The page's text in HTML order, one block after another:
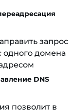
запрос
одного домена
DNS
позволит в